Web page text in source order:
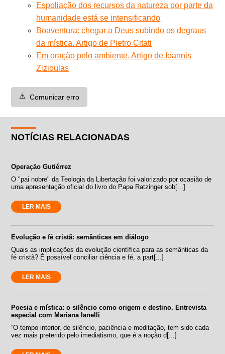
Espoliação dos recursos da natureza por parte da
humanidade está se intensificando
Boaventura: chegar a Deus subindo os degraus
da mística. Artigo de Pietro Citati
Em oração pelo ambiente. Artigo de Ioannis
Zizioulas
⚠️ Comunicar erro
NOTÍCIAS RELACIONADAS
Operação Gutiérrez
O "pai nobre" da Teologia da Libertação foi valorizado por ocasião de
uma apresentação oficial do livro do Papa Ratzinger sob[...]
LER MAIS
Evolução e fé cristã: semânticas em diálogo
Quais as implicações da evolução científica para as semânticas da
fé cristã? É possível conciliar ciência e fé, a part[...]
LER MAIS
Poesia e mística: o silêncio como origem e destino. Entrevista
especial com Mariana Ianelli
“O tempo interior, de silêncio, paciência e meditação, tem sido cada
vez mais preterido pelo imediatismo, que é a noção d[...]